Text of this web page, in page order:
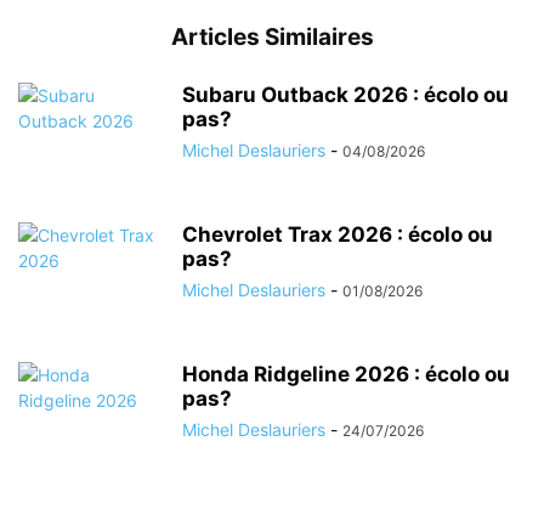
Articles Similaires
Subaru Outback 2026 : écolo ou
pas?
Michel Deslauriers - 04/08/2026
Chevrolet Trax 2026 : écolo ou
pas?
Michel Deslauriers - 01/08/2026
Honda Ridgeline 2026 : écolo ou
pas?
Michel Deslauriers - 24/07/2026